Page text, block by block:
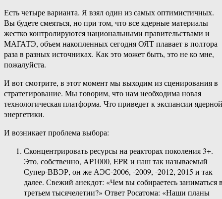
Есть четыре варианта. Я взял один из самых оптимистичных.
Вы будете смеяться, но при том, что все ядерные материалы
жестко контролируются национальными правительствами и
МАГАТЭ, объем накопленных сегодня ОЯТ плавает в полтора
раза в разных источниках. Как это может быть, это не ко мне,
пожалуйста.
И вот смотрите, в этот момент мы выходим из сценирования в
стратегирование. Мы говорим, что нам необходима новая
технологическая платформа. Что приведет к экспансии ядерной
энергетики.
И возникает проблема выбора:
Сконцентрировать ресурсы на реакторах поколения 3+.
Это, собственно, AP1000, EPR и наш так называемый
Супер-​ВВЭР, он же АЭС-2006, -2009, -2012, 2015 и так
далее. Свежий анекдот: «Чем вы собираетесь заниматься
третьем тысячелетии?» Ответ Росатома: «Наши планы